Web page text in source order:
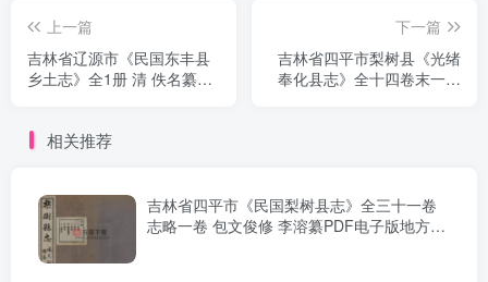
上一篇
吉林省辽源市《民国东丰县
乡土志》全1册 清 佚名纂修
下一篇
吉林省四平市梨树县《光绪
奉化县志》全十四卷末一卷
相关推荐
吉林省四平市《民国梨树县志》全三十一卷
志略一卷 包文俊修 李溶纂PDF电子版地方志